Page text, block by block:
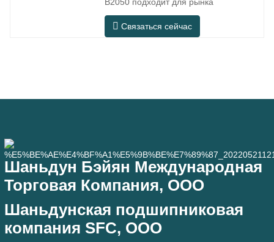
оборудование, прецизионные станки,
наружное
B2050 подходит для рынка
послепродажного обслуживания и
замены автозапчастей, отвечая
Связаться сейчас
Шаньдун Бэйян Международная
Торговая Компания, ООО
Шаньдунская подшипниковая
компания SFC, ООО